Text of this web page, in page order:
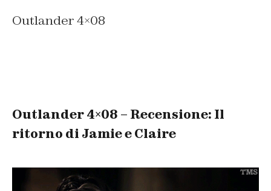
Outlander 4×08
Outlander 4×08 – Recensione: Il
ritorno di Jamie e Claire